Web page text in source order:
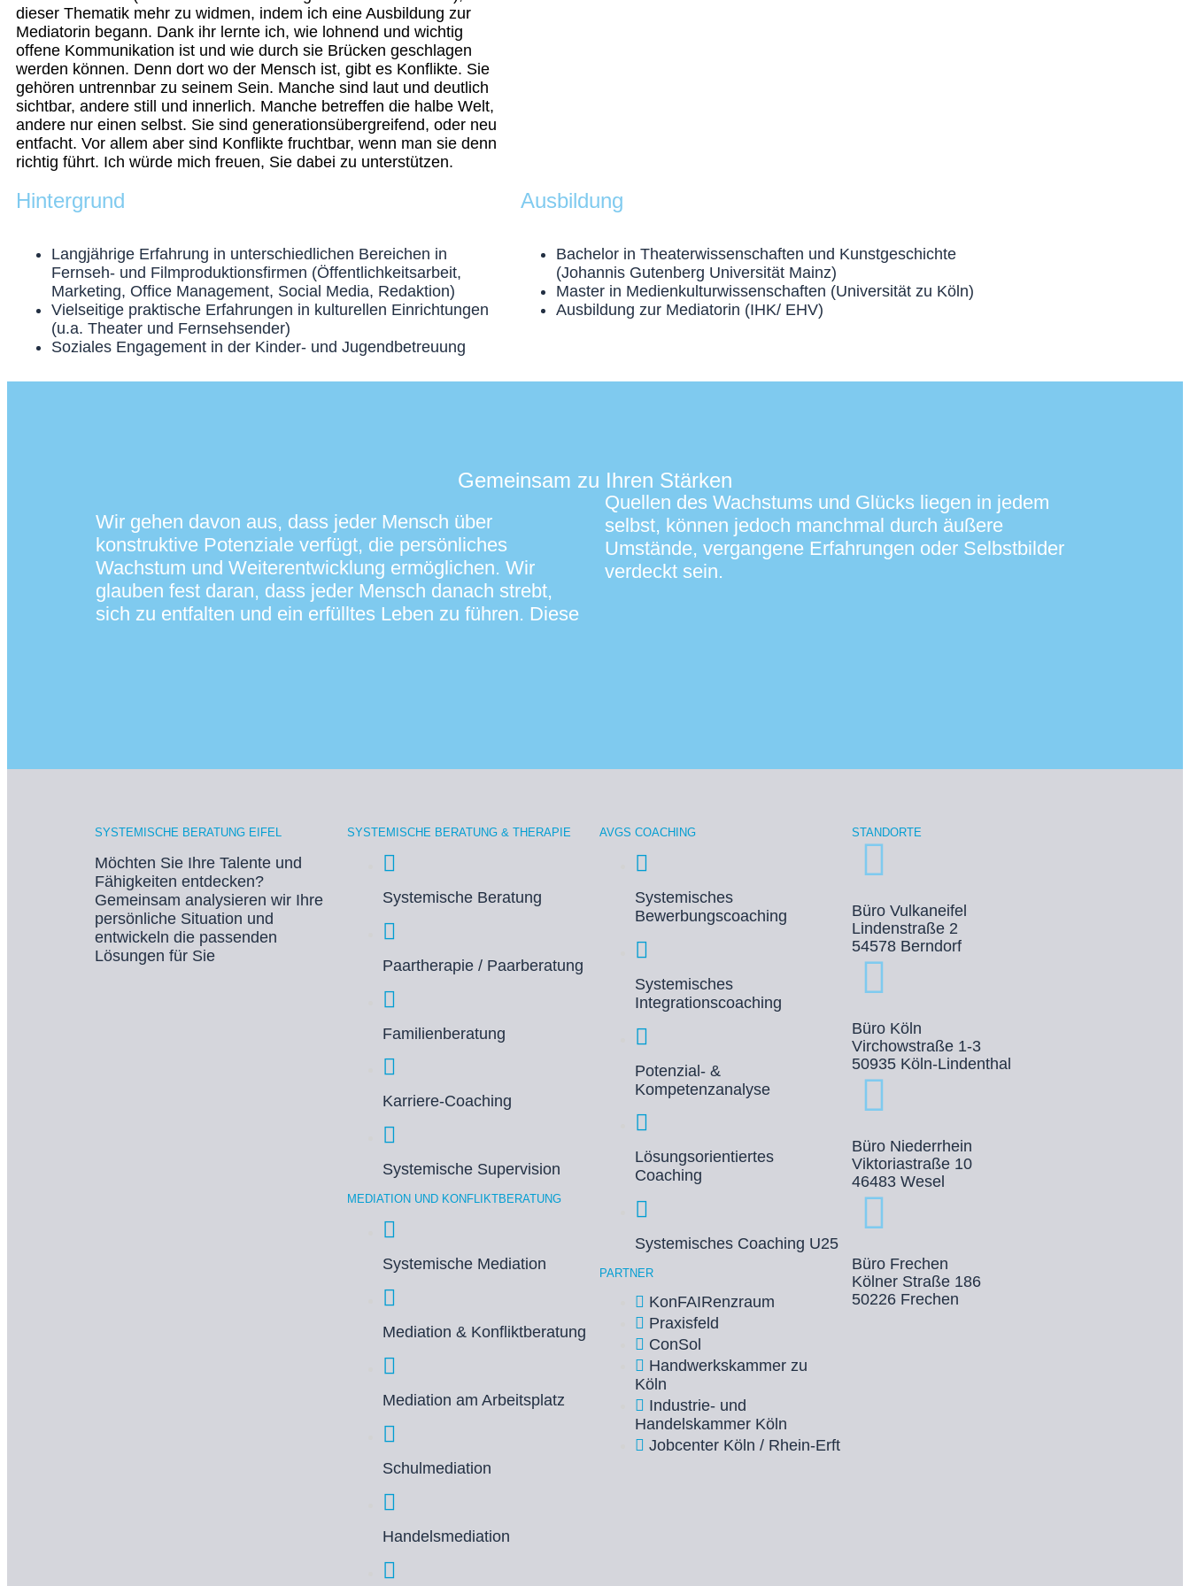
dieser Thematik mehr zu widmen, indem ich eine Ausbildung zur
Mediatorin begann. Dank ihr lernte ich, wie lohnend und wichtig
offene Kommunikation ist und wie durch sie Brücken geschlagen
werden können. Denn dort wo der Mensch ist, gibt es Konflikte. Sie
gehören untrennbar zu seinem Sein. Manche sind laut und deutlich
sichtbar, andere still und innerlich. Manche betreffen die halbe Welt,
andere nur einen selbst. Sie sind generationsübergreifend, oder neu
entfacht. Vor allem aber sind Konflikte fruchtbar, wenn man sie denn
richtig führt. Ich würde mich freuen, Sie dabei zu unterstützen.
Hintergrund
Langjährige Erfahrung in unterschiedlichen Bereichen in
Fernseh- und Filmproduktionsfirmen (Öffentlichkeitsarbeit,
Marketing, Office Management, Social Media, Redaktion)
Vielseitige praktische Erfahrungen in kulturellen Einrichtungen
(u.a. Theater und Fernsehsender)
Soziales Engagement in der Kinder- und Jugendbetreuung
Ausbildung
Bachelor in Theaterwissenschaften und Kunstgeschichte
(Johannis Gutenberg Universität Mainz)
Master in Medienkulturwissenschaften (Universität zu Köln)
Ausbildung zur Mediatorin (IHK/ EHV)
Gemeinsam zu Ihren Stärken
Wir gehen davon aus, dass jeder Mensch über
konstruktive Potenziale verfügt, die persönliches
Wachstum und Weiterentwicklung ermöglichen. Wir
glauben fest daran, dass jeder Mensch danach strebt,
sich zu entfalten und ein erfülltes Leben zu führen. Diese
Quellen des Wachstums und Glücks liegen in jedem
selbst, können jedoch manchmal durch äußere
Umstände, vergangene Erfahrungen oder Selbstbilder
verdeckt sein.
SYSTEMISCHE BERATUNG EIFEL
Möchten Sie Ihre Talente und
Fähigkeiten entdecken?
Gemeinsam analysieren wir Ihre
persönliche Situation und
entwickeln die passenden
Lösungen für Sie
SYSTEMISCHE BERATUNG & THERAPIE
Systemische Beratung
Paartherapie / Paarberatung
Familienberatung
Karriere-Coaching
Systemische Supervision
MEDIATION UND KONFLIKTBERATUNG
Systemische Mediation
Mediation & Konfliktberatung
Mediation am Arbeitsplatz
Schulmediation
Handelsmediation
AVGS COACHING
Systemisches
Bewerbungscoaching
Systemisches
Integrationscoaching
Potenzial- &
Kompetenzanalyse
Lösungsorientiertes
Coaching
Systemisches Coaching U25
PARTNER
KonFAIRenzraum
Praxisfeld
ConSol
Handwerkskammer zu
Köln
Industrie- und
Handelskammer Köln
Jobcenter Köln / Rhein-Erft
STANDORTE
Büro Vulkaneifel
Lindenstraße 2
54578 Berndorf
Büro Köln
Virchowstraße 1-3
50935 Köln-Lindenthal
Büro Niederrhein
Viktoriastraße 10
46483 Wesel
Büro Frechen
Kölner Straße 186
50226 Frechen